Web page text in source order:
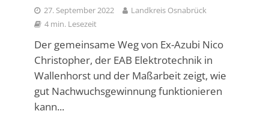
27. September 2022
Landkreis Osnabrück
4 min. Lesezeit
Der gemeinsame Weg von Ex-Azubi Nico
Christopher, der EAB Elektrotechnik in
Wallenhorst und der Maßarbeit zeigt, wie
gut Nachwuchsgewinnung funktionieren
kann...